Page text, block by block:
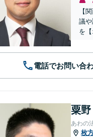
【
議
を
電話でお問い合
粟
あわの
枚